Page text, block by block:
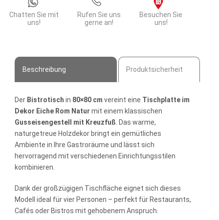
Menge
Chatten Sie mit
uns!
Rufen Sie uns
gerne an!
Besuchen Sie
uns!
Beschreibung Produktsicherheit
Der Bistrotisch in 80×80 cm vereint eine Tischplatte im
Dekor Eiche Rom Natur mit einem klassischen
Gusseisengestell mit Kreuzfuß. Das warme,
naturgetreue Holzdekor bringt ein gemütliches
Ambiente in Ihre Gastroräume und lässt sich
hervorragend mit verschiedenen Einrichtungsstilen
kombinieren.
Dank der großzügigen Tischfläche eignet sich dieses
Modell ideal für vier Personen – perfekt für Restaurants,
Cafés oder Bistros mit gehobenem Anspruch.